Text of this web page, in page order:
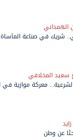
الهمداني
شريك في صناعة المأساة
سعيد المخلافي
معركة موازية
عن وطن